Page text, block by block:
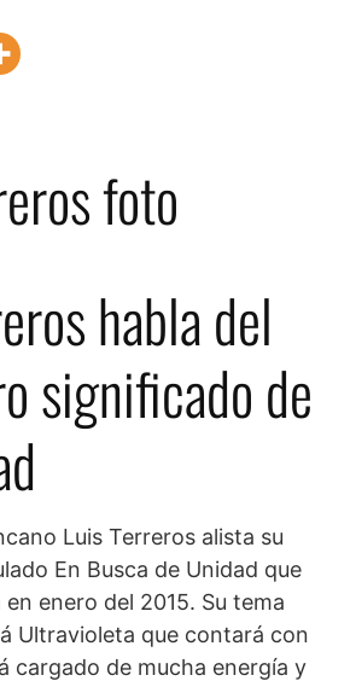
habla del
significado de
Luis Terreros alista su
En Busca de Unidad que
enero del 2015. Su tema
Ultravioleta que contará con
cargado de mucha energía y